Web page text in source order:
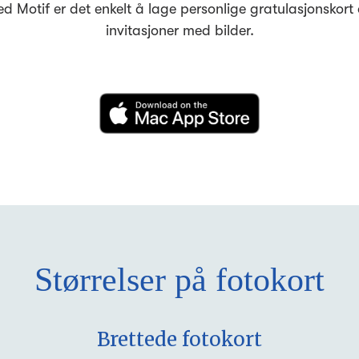
Motif er det enkelt å lage personlige gratulasjonskort
invitasjoner med bilder.
Størrelser på fotokort
Brettede fotokort